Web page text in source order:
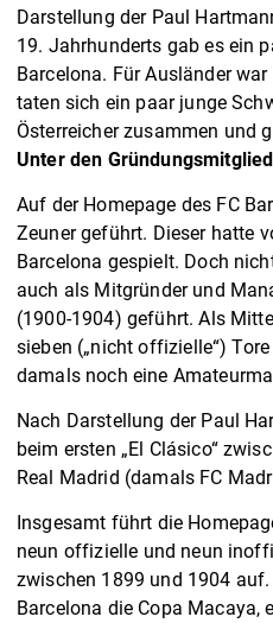
Darstellung der Paul
19. Jahrhunderts gab es ein
Barcelona. Für Ausländer
taten sich ein paar junge
Österreicher zusammen und
Unter den
Auf der Homepage des FC
Zeuner geführt. Dieser hatte
Barcelona gespielt. Doch
auch als Mitgründer und
(1900-1904) geführt. Als
sieben („nicht offizielle“)
damals noch eine
Nach Darstellung der Paul
beim ersten „El Clásico“
Real Madrid (damals FC
Insgesamt führt die
neun offizielle und neun
zwischen 1899 und 1904
Barcelona die Copa Macaya,